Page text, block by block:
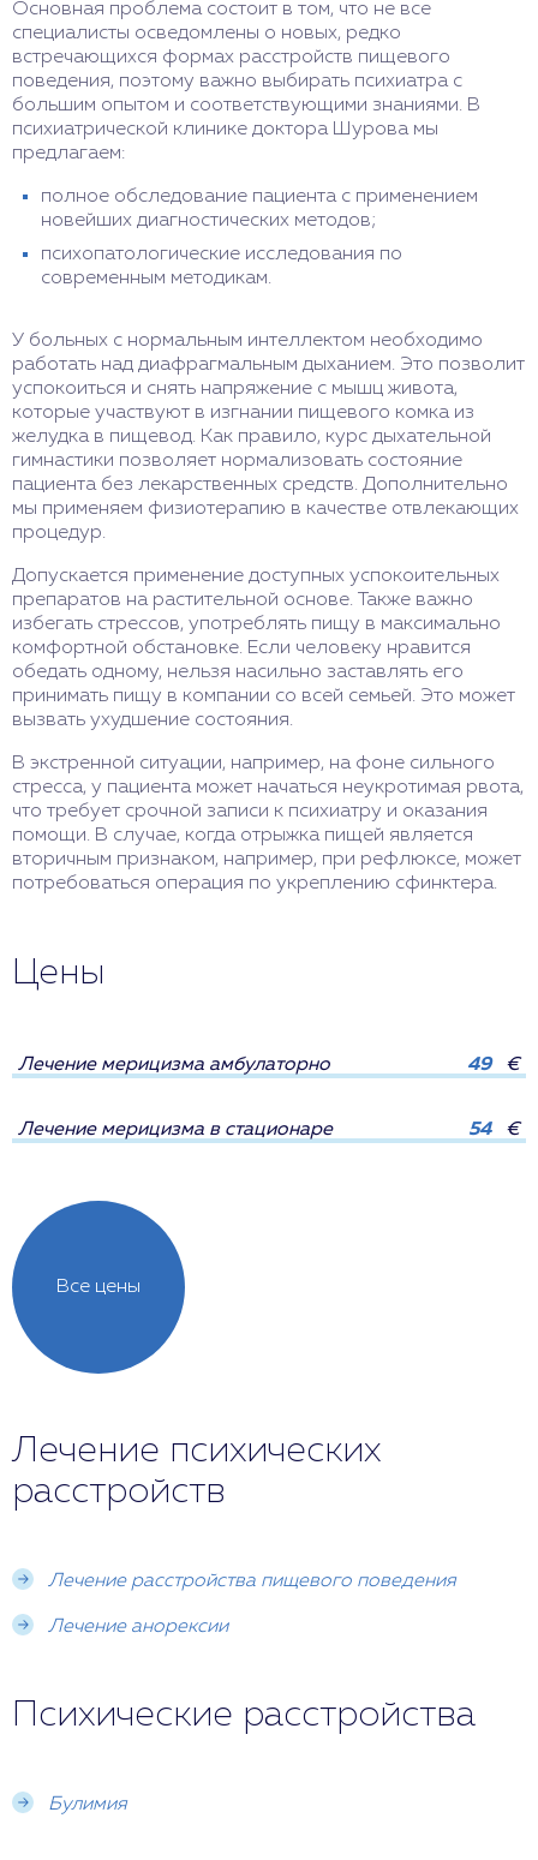
Основная проблема состоит в том, что не все
специалисты осведомлены о новых, редко
встречающихся формах расстройств пищевого
поведения, поэтому важно выбирать психиатра с
большим опытом и соответствующими знаниями. В
психиатрической клинике доктора Шурова мы
предлагаем:
полное обследование пациента с применением
новейших диагностических методов;
психопатологические исследования по
современным методикам.
У больных с нормальным интеллектом необходимо
работать над диафрагмальным дыханием. Это позволит
успокоиться и снять напряжение с мышц живота,
которые участвуют в изгнании пищевого комка из
желудка в пищевод. Как правило, курс дыхательной
гимнастики позволяет нормализовать состояние
пациента без лекарственных средств. Дополнительно
мы применяем физиотерапию в качестве отвлекающих
процедур.
Допускается применение доступных успокоительных
препаратов на растительной основе. Также важно
избегать стрессов, употреблять пищу в максимально
комфортной обстановке. Если человеку нравится
обедать одному, нельзя насильно заставлять его
принимать пищу в компании со всей семьей. Это может
вызвать ухудшение состояния.
В экстренной ситуации, например, на фоне сильного
стресса, у пациента может начаться неукротимая рвота,
что требует срочной записи к психиатру и оказания
помощи. В случае, когда отрыжка пищей является
вторичным признаком, например, при рефлюксе, может
потребоваться операция по укреплению сфинктера.
Цены
Все цены
Лечение мерицизма амбулаторно 49 €
Лечение мерицизма в стационаре 54 €
Лечение психических
расстройств
Лечение расстройства пищевого поведения
Лечение анорексии
Психические расстройства
Булимия